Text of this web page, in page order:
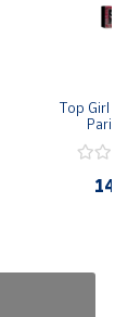
Top Girl
Paris